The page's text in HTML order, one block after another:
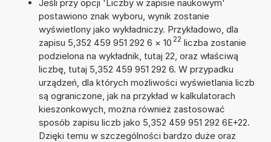
Jeśli przy opcji 'Liczby w zapisie naukowym'
postawiono znak wyboru, wynik zostanie
wyświetlony jako wykładniczy. Przykładowo, dla
zapisu 5,352 459 951 292 6 × 10 22 liczba zostanie
podzielona na wykładnik, tutaj 22, oraz właściwą
liczbę, tutaj 5,352 459 951 292 6. W przypadku
urządzeń, dla których możliwości wyświetlania liczb
są ograniczone, jak na przykład w kalkulatorach
kieszonkowych, można również zastosować
sposób zapisu liczb jako 5,352 459 951 292 6E+22.
Dzięki temu w szczególności bardzo duże oraz